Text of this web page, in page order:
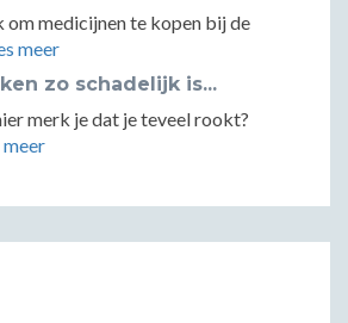
om medicijnen te kopen bij de
meer
zo schadelijk is...
merk je dat je teveel rookt?
meer